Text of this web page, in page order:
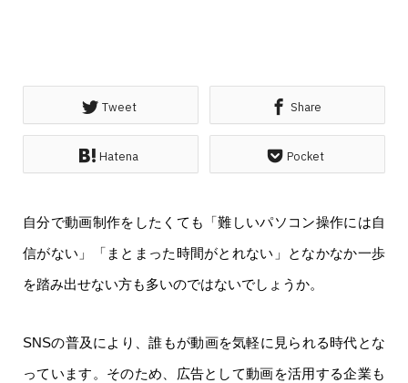
Tweet Share
Hatena Pocket
自分で動画制作をしたくても「難しいパソコン操作には自
信がない」「まとまった時間がとれない」となかなか一歩
を踏み出せない方も多いのではないでしょうか。
SNSの普及により、誰もが動画を気軽に見られる時代とな
っています。そのため、広告として動画を活用する企業も